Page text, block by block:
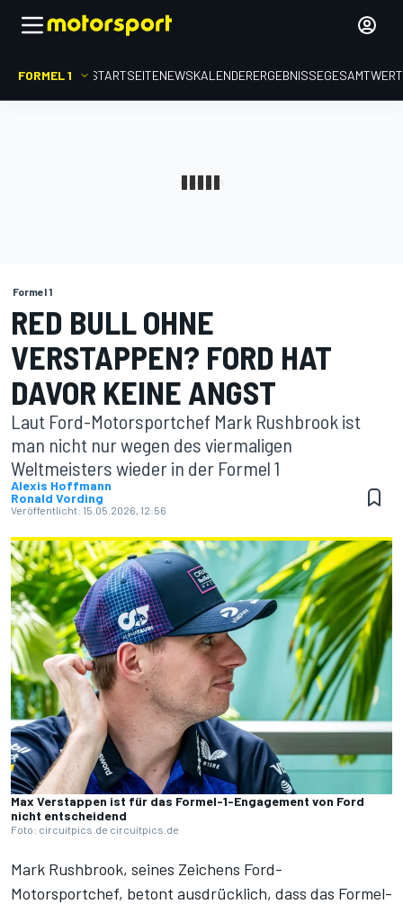
FORMEL 1 STARTSEITENEWSKALENDERERGEBNISSE
Formel 1
RED BULL OHNE
VERSTAPPEN? FORD HAT
DAVOR KEINE ANGST
Laut Ford-Motorsportchef Mark Rushbrook ist
man nicht nur wegen des viermaligen
Weltmeisters wieder in der Formel 1
Alexis Hoffmann
Ronald Vording
Veröffentlicht: 15.05.2026, 12:56
Max Verstappen ist für das Formel-1-Engagement von Ford
nicht entscheidend
Foto: circuitpics.de circuitpics.de
Mark Rushbrook, seines Zeichens Ford-
Motorsportchef, betont ausdrücklich, dass das Formel-